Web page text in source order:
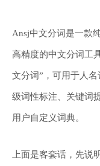
Ansj中文分词是一款
高精度的中文分词工
文分词”，可用于人
级词性标注、关键词
用户自定义词典。
上面是客套话，先说